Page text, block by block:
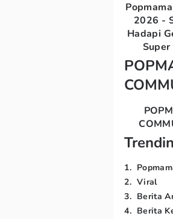
2026 -
Hadapi
1.
2. Viral
3. Berita
4. Berita